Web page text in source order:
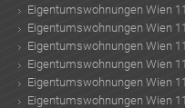
Eigentumswohnungen Wien
Eigentumswohnungen Wien
Eigentumswohnungen Wien
Eigentumswohnungen Wien
Eigentumswohnungen Wien
Eigentumswohnungen Wien